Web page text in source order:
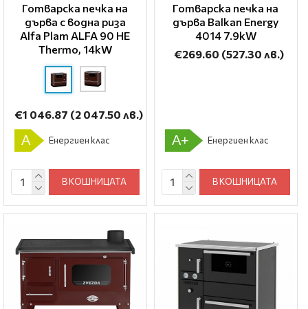
Готварска печка на
дърва с водна риза
Alfa Plam ALFA 90 HE
Thermo, 14kW
€1 046.87 (2 047.50 лв.)
A Енергиен клас
В КОШНИЦАТА
Готварска печка на
дърва Balkan Energy
4014 7.9kW
€269.60 (527.30 лв.)
A+ Енергиен клас
В КОШНИЦАТА